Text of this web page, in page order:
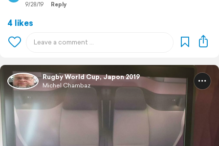
9/28/19 Reply
4 likes
Rugby World Cup, Japon 2019
Michel Chambaz